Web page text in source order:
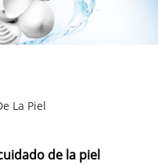
La Piel
de la piel